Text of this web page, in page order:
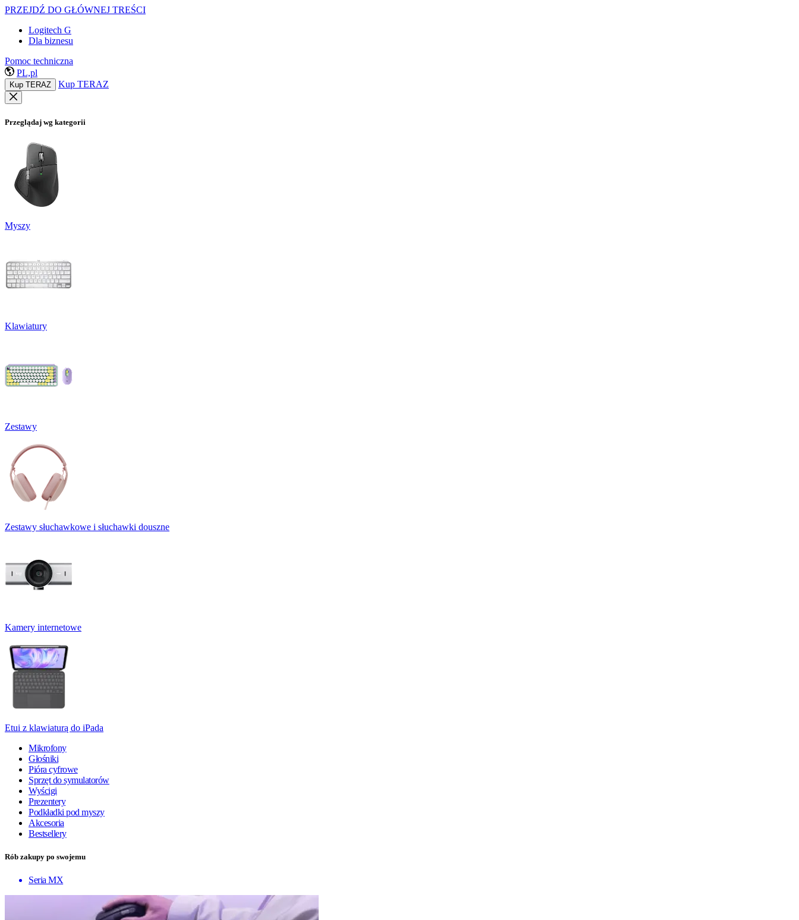
PRZEJDŹ DO GŁÓWNEJ TREŚCI
Logitech G
Dla biznesu
Pomoc techniczna
PL,pl
Kup TERAZ Kup TERAZ
Przeglądaj wg kategorii
Myszy
Klawiatury
Zestawy
Zestawy słuchawkowe i słuchawki douszne
Kamery internetowe
Etui z klawiaturą do iPada
Mikrofony
Głośniki
Pióra cyfrowe
Sprzęt do symulatorów
Wyścigi
Prezentery
Podkładki pod myszy
Akcesoria
Bestsellery
Rób zakupy po swojemu
Seria MX